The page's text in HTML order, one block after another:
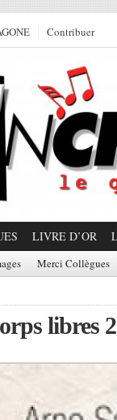
Contribuer
LIVRE D’OR
Merci Collègues
libres